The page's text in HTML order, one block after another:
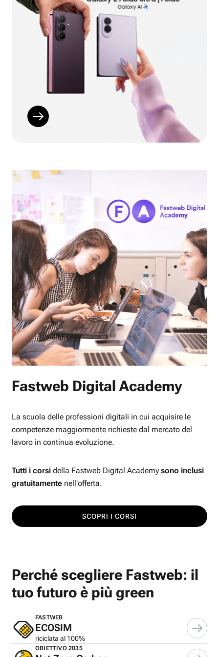
Fastweb Digital Academy
La scuola delle professioni digitali in cui acquisire le
competenze maggiormente richieste dal mercato del
lavoro in continua evoluzione.
Tutti i corsi della Fastweb Digital Academy sono inclusi
gratuitamente nell'offerta.
SCOPRI I CORSI
Perché scegliere Fastweb: il
tuo futuro è più green
FASTWEB
ECOSIM
riciclata al 100%
OBIETTIVO 2035